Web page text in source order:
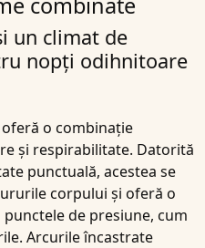
un climat de
nopți odihnitoare
o combinație
și respirabilitate. Datorită
punctuală, acestea se
corpului și oferă o
de presiune, cum
Arcurile încastrate